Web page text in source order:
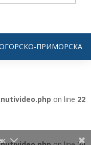
ПРИМОРСКА
on line 22